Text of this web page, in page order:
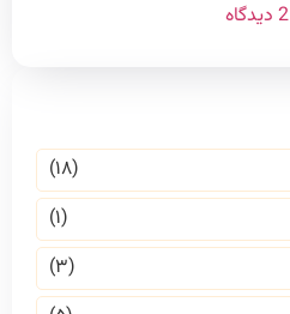
2 دیدگاه
(۱۸)
(۱)
(۳)